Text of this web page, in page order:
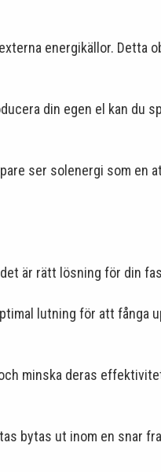
energikällor. Detta
din egen el kan du
ser solenergi som en
är rätt lösning för din
lutning för att fånga
minska deras
bytas ut inom en snar